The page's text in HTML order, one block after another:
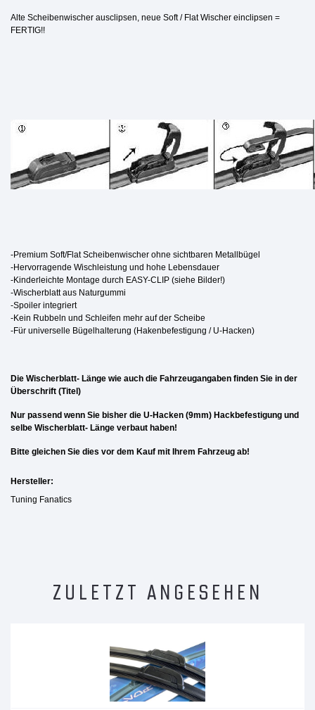
Alte Scheibenwischer ausclipsen, neue Soft / Flat Wischer einclipsen =
FERTIG!!
-Premium Soft/Flat Scheibenwischer ohne sichtbaren Metallbügel
-Hervorragende Wischleistung und hohe Lebensdauer
-Kinderleichte Montage durch EASY-CLIP (siehe Bilder!)
-Wischerblatt aus Naturgummi
-Spoiler integriert
-Kein Rubbeln und Schleifen mehr auf der Scheibe
-Für universelle Bügelhalterung (Hakenbefestigung / U-Hacken)
Die Wischerblatt- Länge wie auch die Fahrzeugangaben finden Sie in der
Überschrift (Titel)
Nur passend wenn Sie bisher die U-Hacken (9mm) Hackbefestigung und
selbe Wischerblatt- Länge verbaut haben!
Bitte gleichen Sie dies vor dem Kauf mit Ihrem Fahrzeug ab!
Hersteller:
Tuning Fanatics
ZULETZT ANGESEHEN